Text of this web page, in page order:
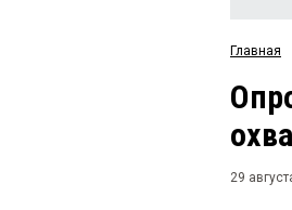
Главная
29